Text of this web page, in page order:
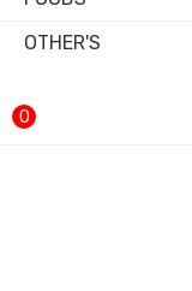
OTHER'S
0